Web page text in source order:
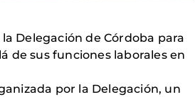
Delegación de Córdoba para
de sus funciones laborales en
por la Delegación, un